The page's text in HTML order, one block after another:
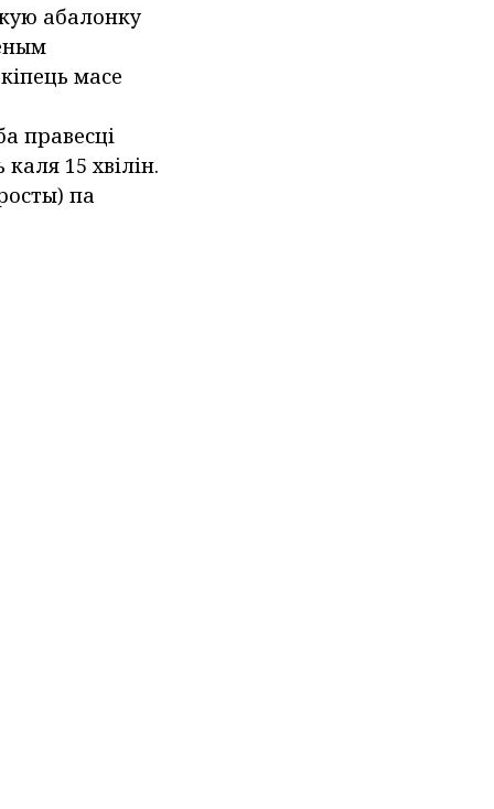
абалонку
масе
правесці
15 хвілін.
па